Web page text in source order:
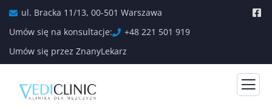
ul. Bracka 11/13, 00-501 Warszawa
Umów się na konsultacje:
+48 221 501 919
Umów się przez ZnanyLekarz